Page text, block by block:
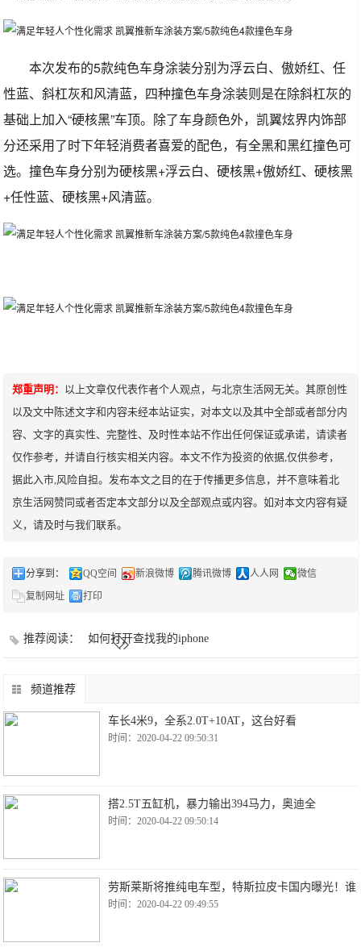
本次发布的5款纯色车身涂装分别为浮云白、傲娇红、任
性蓝、斜杠灰和风清蓝，四种撞色车身涂装则是在除斜杠灰的
基础上加入“硬核黑”车顶。除了车身颜色外，凯翼炫界内饰部
分还采用了时下年轻消费者喜爱的配色，有全黑和黑红撞色可
选。撞色车身分别为硬核黑+浮云白、硬核黑+傲娇红、硬核黑
+任性蓝、硬核黑+风清蓝。
郑重声明： 以上文章仅代表作者个人观点，与北京生活网无关。其原创性
以及文中陈述文字和内容未经本站证实，对本文以及其中全部或者部分内
容、文字的真实性、完整性、及时性本站不作出任何保证或承诺，请读者
仅作参考，并请自行核实相关内容。本文不作为投资的依据,仅供参考，
据此入市,风险自担。发布本文之目的在于传播更多信息，并不意味着北
京生活网赞同或者否定本文部分以及全部观点或内容。如对本文内容有疑
义，请及时与我们联系。
分享到： QQ空间 新浪微博 腾讯微博 人人网
微信
复制网址
打印
推荐阅读： 如何打开查找我的iphone
频道推荐
车长4米9，全系2.0T+10AT，这台好看
时间：2020-04-22 09:50:31
搭2.5T五缸机，暴力输出394马力，奥迪全
时间：2020-04-22 09:50:14
劳斯莱斯将推纯电车型，特斯拉皮卡国内曝光！谁
时间：2020-04-22 09:49:55